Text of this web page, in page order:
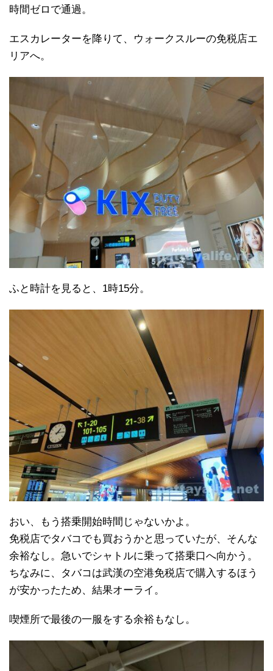
時間ゼロで通過。
エスカレーターを降りて、ウォークスルーの免税店エ
リアへ。
ふと時計を見ると、1時15分。
おい、もう搭乗開始時間じゃないかよ。
免税店でタバコでも買おうかと思っていたが、そんな
余裕なし。急いでシャトルに乗って搭乗口へ向かう。
ちなみに、タバコは武漢の空港免税店で購入するほう
が安かったため、結果オーライ。
喫煙所で最後の一服をする余裕もなし。